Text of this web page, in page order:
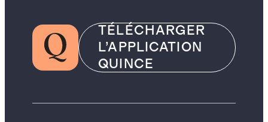
TÉLÉCHARGER
L’APPLICATION
QUINCE